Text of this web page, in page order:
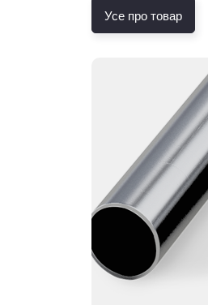
Усе про товар